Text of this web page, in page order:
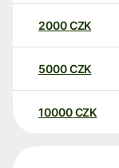
2000CZK
5000CZK
10000 CZK